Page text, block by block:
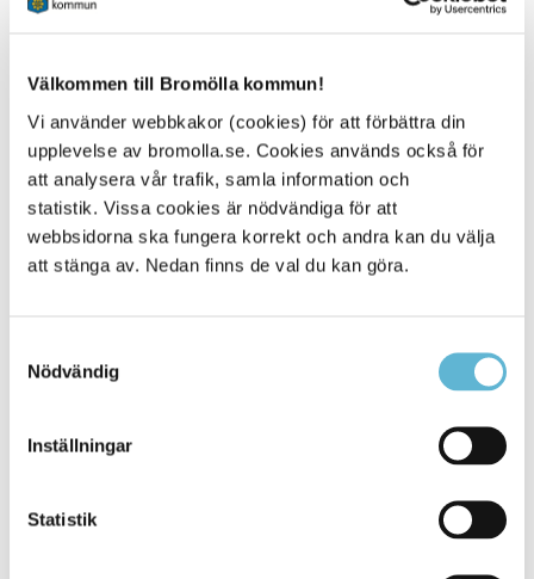
Välkommen till Bromölla kommun!
Vi använder webbkakor (cookies) för att förbättra din
upplevelse av bromolla.se. Cookies används också för
att analysera vår trafik, samla information och
statistik. Vissa cookies är nödvändiga för att
webbsidorna ska fungera korrekt och andra kan du välja
att stänga av. Nedan finns de val du kan göra.
Nödvändig
Inställningar
Statistik
114
Alla platser